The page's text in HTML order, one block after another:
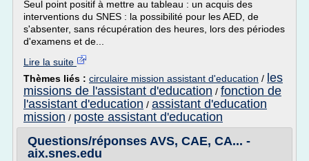
Seul point positif à mettre au tableau : un acquis des
interventions du SNES : la possibilité pour les AED, de
s'absenter, sans récupération des heures, lors des périodes
d'examens et de...
Lire la suite
Thèmes liés : circulaire mission assistant d'education / les
missions de l'assistant d'education / fonction de
l'assistant d'education / assistant d'education
mission / poste assistant d'education
Questions/réponses AVS, CAE, CA... -
aix.snes.edu